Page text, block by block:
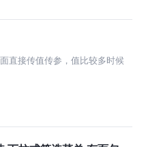
直接传值传参，值比较多时候